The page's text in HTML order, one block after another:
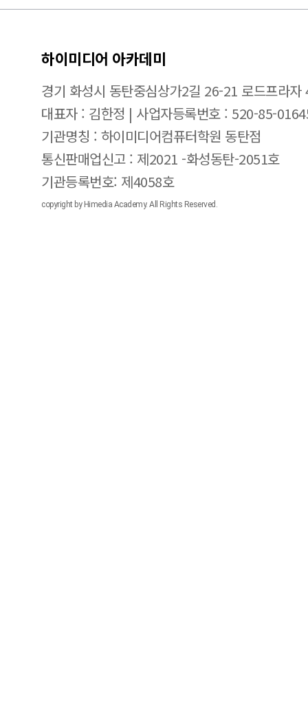
하이미디어 아카데미
경기 화성시 동탄중심상가2길 26-21 로드프라자
대표자 : 김한정 | 사업자등록번호 : 520-85-
기관명칭 : 하이미디어컴퓨터학원 동탄점
통신판매업신고 : 제2021 -화성동탄-2051호
기관등록번호: 제4058호
copyright by Himedia Academy. All Rights Reserved.